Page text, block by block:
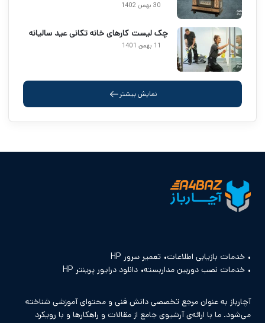
30 بهمن 1402
چک لیست کارهای خانه تکانی عید سالیانه
11 بهمن 1401
نمایش بیشتر
خدمات بازیابی اطلاعات تعمیر سرور HP
خدمات نصب دوربین مداربسته دانلود درایور پرینتر HP
آچارباز به عنوان مرجع تخصصی دانش فنی و محتوای آموزشی شناخته
می‌شود. ما با ارائه‌ی آرشیوی جامع از مقالات و راهکارها و با رویکرد